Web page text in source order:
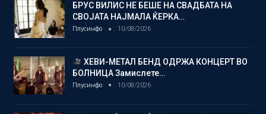
БРУС ВИЛИС НЕ БЕШЕ НА СВАДБАТА НА
СВОЈАТА НАЈМАЛА ЌЕРКА…
Плусинфо 10/08/2026
ХЕВИ-МЕТАЛ БЕНД ОДРЖА КОНЦЕРТ ВО
БОЛНИЦА Замислете…
Плусинфо 10/08/2026